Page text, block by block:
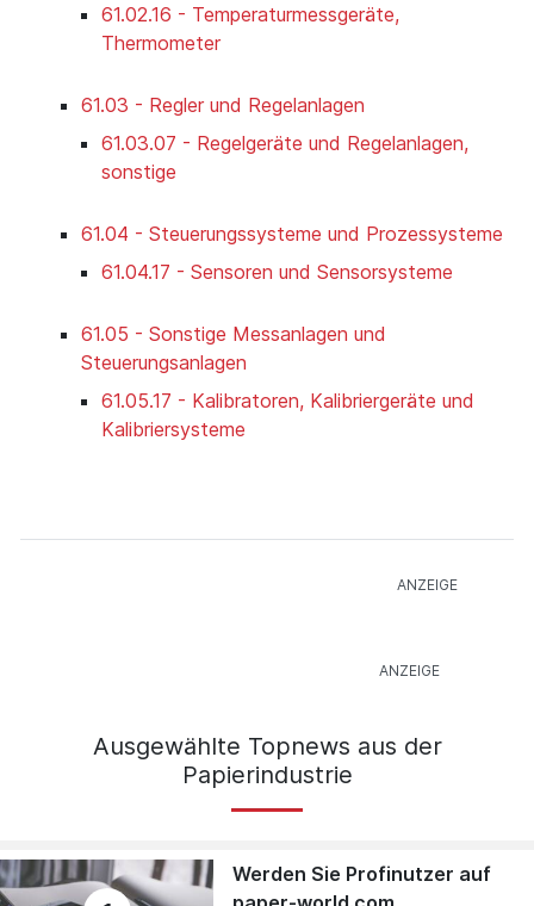
61.02.16 - Temperaturmessgeräte,
Thermometer
61.03 - Regler und Regelanlagen
61.03.07 - Regelgeräte und Regelanlagen,
sonstige
61.04 - Steuerungssysteme und Prozessysteme
61.04.17 - Sensoren und Sensorsysteme
61.05 - Sonstige Messanlagen und
Steuerungsanlagen
61.05.17 - Kalibratoren, Kalibriergeräte und
Kalibriersysteme
Ausgewählte Topnews aus der
Papierindustrie
Werden Sie Profinutzer auf